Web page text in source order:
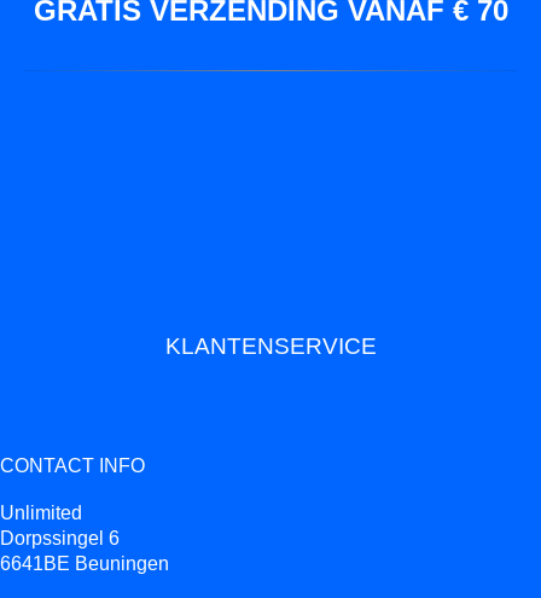
GRATIS VERZENDING VANAF € 70
KLANTENSERVICE
CONTACT INFO
Unlimited
Dorpssingel 6
6641BE Beuningen